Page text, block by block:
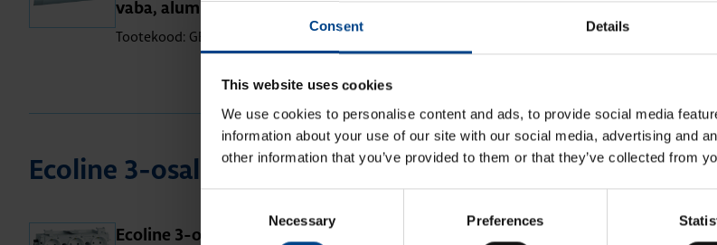
Consent Details
This website uses cookies
We use cookies to personalise content and ads, to provide social media
information about your use of our site with our social media, advertising and
other information that you’ve provided to them or that they’ve collected from
Necessary Preferences
vaba, alu­mii­nium
Tootekood: GB08021LAN
Eco­line 3-osa­line pis­ti­ku­pesa, Wago ühen­dus
Eco­line 3-osa­line pis­ti­ku­pesa,